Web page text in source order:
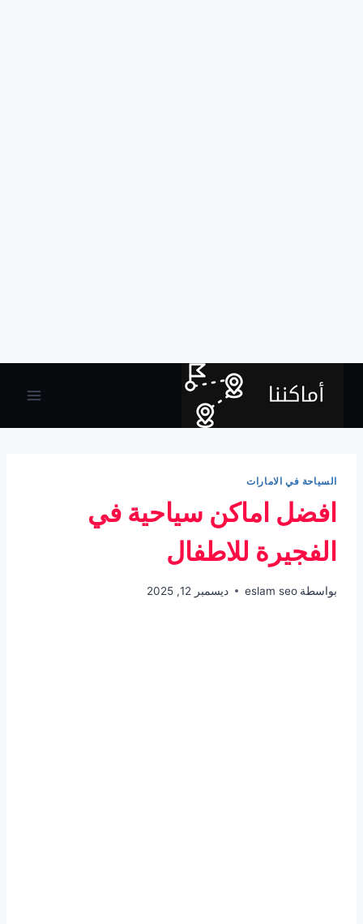
السياحة في الامارات
افضل اماكن سياحية في
الفجيرة للاطفال
بواسطة eslam seo ديسمبر 12, 2025